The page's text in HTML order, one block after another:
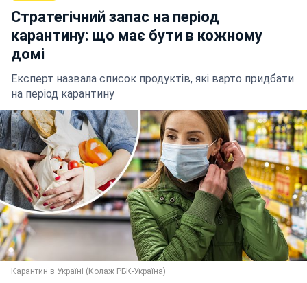
Стратегічний запас на період
карантину: що має бути в кожному
домі
Експерт назвала список продуктів, які варто придбати
на період карантину
Карантин в Україні (Колаж РБК-Україна)